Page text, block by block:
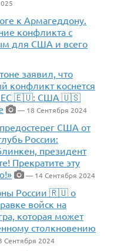
к Армагеддону.
конфликта с
для США и всего
заявил, что
конфликт коснется
ЕС 🇪🇺: США 🇺🇸
— 18 Сентября 2024
США от
России:
президент
Прекратите эту
— 14 Сентября 2024
России 🇷🇺 о
войск на
которая может
столкновению
Сентября 2024